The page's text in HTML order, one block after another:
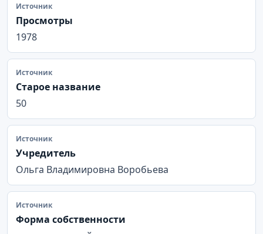
Источник
Просмотры
1978
Источник
Старое название
50
Источник
Учредитель
Ольга Владимировна Воробьева
Источник
Форма собственности